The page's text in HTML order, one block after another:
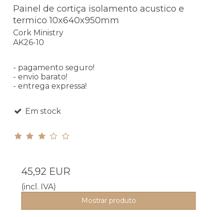
Painel de cortiça isolamento acustico e
termico 10x640x950mm
Cork Ministry
AK26-10
- pagamento seguro!
- envio barato!
- entrega expressa!
Em stock
45,92 EUR
(incl. IVA)
Mostrar produto